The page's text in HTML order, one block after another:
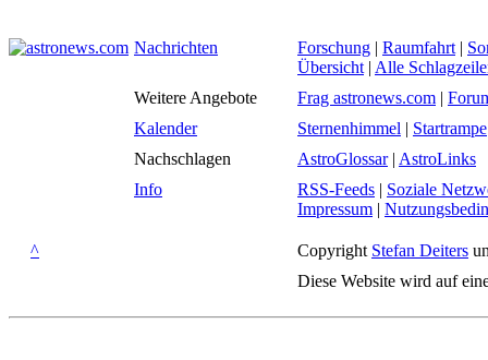
Nachrichten Forschung | Raumfahrt |
Übersicht | Alle
Weitere Angebote
Frag astronews.com |
Kalender
Sternenhimmel | Startrampe
Nachschlagen
AstroGlossar| AstroLinks
Info
RSS-Feeds | Soziale
Impressum |
^ Copyright Stefan Deiters
Diese Website wird auf